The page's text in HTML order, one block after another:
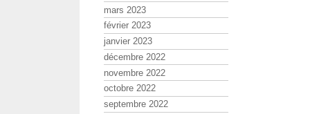
mars 2023
février 2023
janvier 2023
décembre 2022
novembre 2022
octobre 2022
septembre 2022